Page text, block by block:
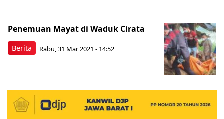
Berita
Penemuan Mayat di Waduk Cirata
Rabu, 31 Mar 2021 - 14:52